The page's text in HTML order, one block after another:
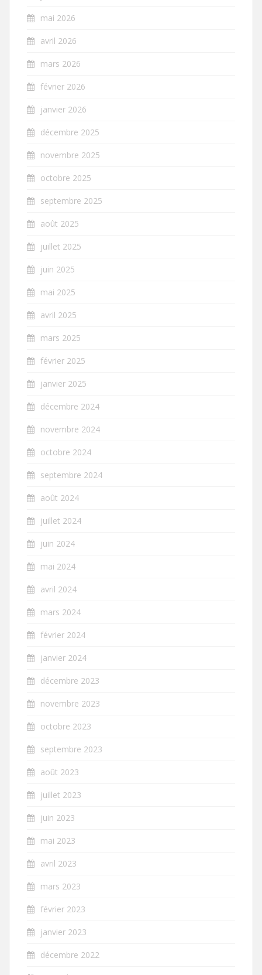
mai 2026
avril 2026
mars 2026
février 2026
janvier 2026
décembre 2025
novembre 2025
octobre 2025
septembre 2025
août 2025
juillet 2025
juin 2025
mai 2025
avril 2025
mars 2025
février 2025
janvier 2025
décembre 2024
novembre 2024
octobre 2024
septembre 2024
août 2024
juillet 2024
juin 2024
mai 2024
avril 2024
mars 2024
février 2024
janvier 2024
décembre 2023
novembre 2023
octobre 2023
septembre 2023
août 2023
juillet 2023
juin 2023
mai 2023
avril 2023
mars 2023
février 2023
janvier 2023
décembre 2022